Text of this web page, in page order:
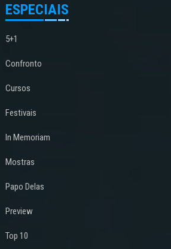
ESPECIAIS
5+1
Confronto
Cursos
Festivais
In Memoriam
Mostras
Papo Delas
Preview
Top 10